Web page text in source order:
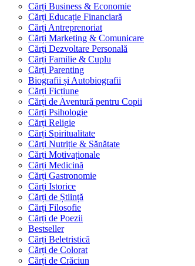
Cărți Business & Economie
Cărți Educație Financiară
Cărți Antreprenoriat
Cărți Marketing & Comunicare
Cărți Dezvoltare Personală
Cărți Familie & Cuplu
Cărți Parenting
Biografii și Autobiografii
Cărți Ficțiune
Cărți de Aventură pentru Copii
Cărți Psihologie
Cărți Religie
Cărți Spiritualitate
Cărți Nutriție & Sănătate
Cărți Motivaționale
Cărți Medicină
Cărți Gastronomie
Cărți Istorice
Cărți de Știință
Cărți Filosofie
Cărți de Poezii
Bestseller
Cărți Beletristică
Cărți de Colorat
Cărți de Crăciun